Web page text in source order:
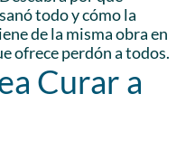
todo y cómo la
de la misma obra en
ofrece perdón a todos.
Curar a